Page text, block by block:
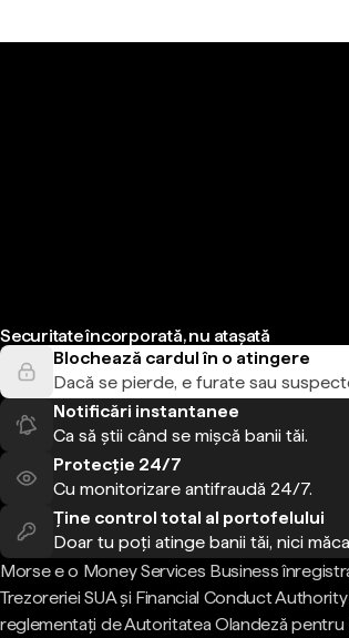
Securitate încorporată, nu atașată
Blochează cardul în o atingere
Dacă se pierde, e furate sau
Notificări instantanee
Ca să știi când se mișcă banii tăi.
Protecție 24/7
Cu monitorizare antifraudă 24/7.
Ține control total al portofelului
Doar tu poți atinge banii tăi, nici
Morse e o Money Services Business
Trezoreriei SUA și Financial Conduct
reglementați de Autoritatea Olandeză pentru